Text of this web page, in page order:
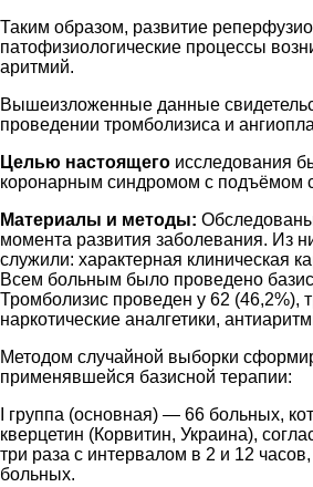
Таким образом, развитие
патофизиологические процессы
аритмий.
Вышеизложенные данные
проведении тромболизиса и
Целью настоящего исследования
коронарным синдромом с подъёмом
Материалы и методы:
момента развития заболевания. Из
служили: характерная клиническая
Всем больным было проведено
Тромболизис проведен у 62 (46,2%),
наркотические аналгетики,
Методом случайной выборки
применявшейся базисной терапии:
І группа (основная) — 66 больных,
кверцетин (Корвитин, Украина),
три раза с интервалом в 2 и 12
больных.